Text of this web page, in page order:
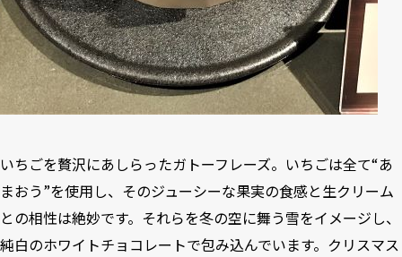
いちごを贅沢にあしらったガトーフレーズ。いちごは全て“あ
まおう”を使用し、そのジューシーな果実の食感と生クリーム
との相性は絶妙です。それらを冬の空に舞う雪をイメージし、
純白のホワイトチョコレートで包み込んでいます。クリスマス